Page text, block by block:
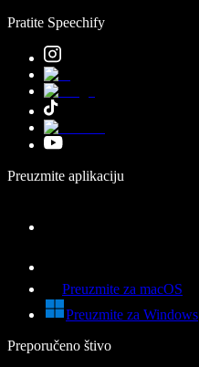
Pratite Speechify
Preuzmite aplikaciju
Preuzmite za macOS
Preuzmite za Windows
Preporučeno štivo